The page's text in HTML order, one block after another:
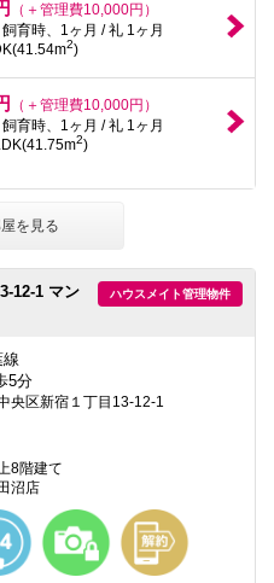
（＋管理費10,000円）
育時、1ヶ月 / 礼 1ヶ月
2)
（＋管理費10,000円）
育時、1ヶ月 / 礼 1ヶ月
2)
を見る
ハウスメイト管理物件
12-1 マン
5分
央区新宿１丁目13-12-1
8階建て
沼店